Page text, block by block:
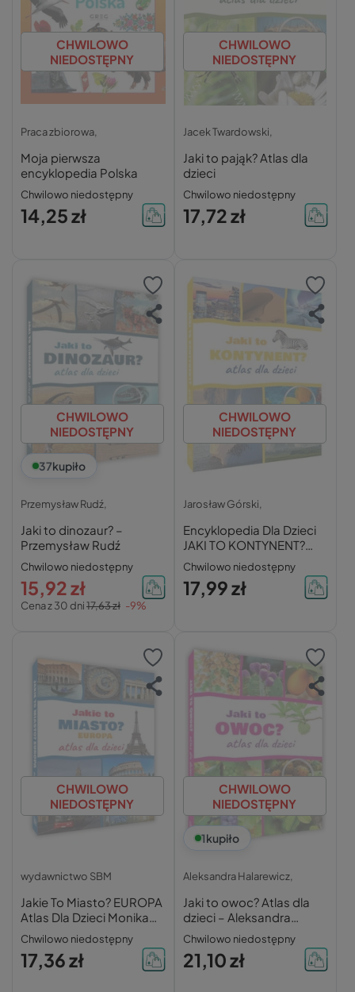
CHWILOWO
NIEDOSTĘPNY
Praca zbiorowa,
Moja pierwsza
encyklopedia Polska
Chwilowo niedostępny
14,25 zł
CHWILOWO
NIEDOSTĘPNY
Jacek Twardowski,
Jaki to pająk? Atlas dla
dzieci
Chwilowo niedostępny
17,72 zł
CHWILOWO
NIEDOSTĘPNY
37kupiło
Przemysław Rudź,
Jaki to dinozaur? –
Przemysław Rudź
Chwilowo niedostępny
Cena z 30 dni17,63 zł -9%
15,92 zł
CHWILOWO
NIEDOSTĘPNY
Jarosław Górski,
Encyklopedia Dla Dzieci
JAKI TO KONTYNENT?
Atlas Nagrody SBM (TW)
Chwilowo niedostępny
17,99 zł
CHWILOWO
NIEDOSTĘPNY
wydawnictwo SBM
Jakie To Miasto? EUROPA
Atlas Dla Dzieci Monika
Płóciennik 9+ SBM
Chwilowo niedostępny
17,36 zł
CHWILOWO
NIEDOSTĘPNY
1kupiło
Aleksandra Halarewicz,
Jaki to owoc? Atlas dla
dzieci – Aleksandra
Halarewicz
Chwilowo niedostępny
21,10 zł